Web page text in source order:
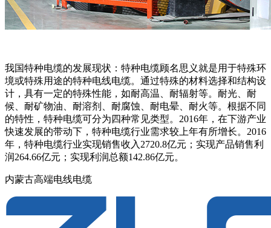
我国特种电缆的发展现状：特种电缆顾名思义就是用于特殊环
境或特殊用途的特种电线电缆。通过特殊的材料选择和结构设
计，具有一定的特殊性能，如耐高温、耐辐射等。耐光、耐
候、耐矿物油、耐溶剂、耐腐蚀、耐电晕、耐火等。根据不同
的特性，特种电缆可分为四种常见类型。2016年，在下游产业
快速发展的带动下，特种电缆行业需求较上年有所增长。2016
年，特种电缆行业实现销售收入2720.8亿元；实现产品销售利
润264.66亿元；实现利润总额142.86亿元。
内蒙古高端电线电缆